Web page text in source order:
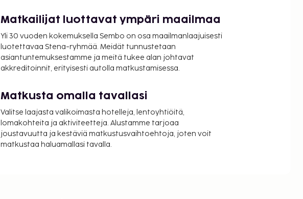
Matkailijat luottavat ympäri maailmaa
Yli 30 vuoden kokemuksella Sembo on osa maailmanlaajuisesti
luotettavaa Stena-ryhmää. Meidät tunnustetaan
asiantuntemuksestamme ja meitä tukee alan johtavat
akkreditoinnit, erityisesti autolla matkustamisessa.
Matkusta omalla tavallasi
Valitse laajasta valikoimasta hotelleja, lentoyhtiöitä,
lomakohteita ja aktiviteetteja. Alustamme tarjoaa
joustavuutta ja kestäviä matkustusvaihtoehtoja, joten voit
matkustaa haluamallasi tavalla.